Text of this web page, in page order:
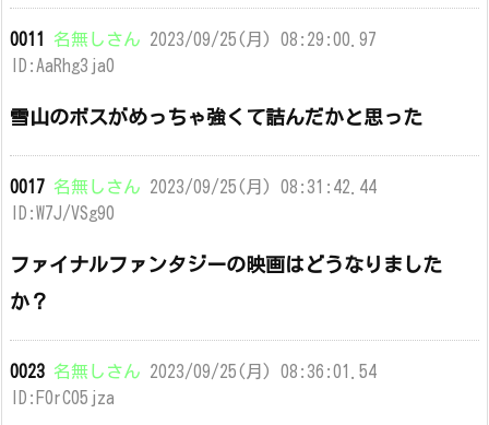
0011 名無しさん 2023/09/25(月) 08:29:00.97
ID:AaRhg3ja0
雪山のボスがめっちゃ強くて詰んだかと思った
0017 名無しさん 2023/09/25(月) 08:31:42.44
ID:W7J/VSg90
ファイナルファンタジーの映画はどうなりました
か？
0023 名無しさん 2023/09/25(月) 08:36:01.54
ID:F0rC05jza